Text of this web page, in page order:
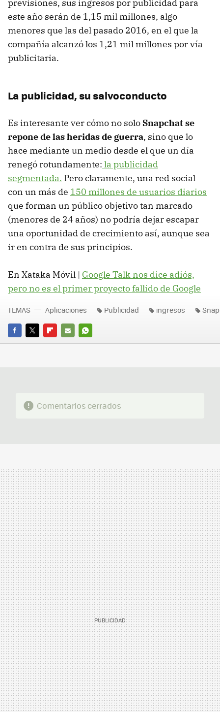
previsiones, sus ingresos por publicidad para
este año serán de 1,15 mil millones, algo
menores que las del pasado 2016, en el que la
compañía alcanzó los 1,21 mil millones por vía
publicitaria.
La publicidad, su salvoconducto
Es interesante ver cómo no solo Snapchat se
repone de las heridas de guerra, sino que lo
hace mediante un medio desde el que un día
renegó rotundamente: la publicidad
segmentada. Pero claramente, una red social
con un más de 150 millones de usuarios diarios
que forman un público objetivo tan marcado
(menores de 24 años) no podría dejar escapar
una oportunidad de crecimiento así, aunque sea
ir en contra de sus principios.
En Xataka Móvil | Google Talk nos dice adiós,
pero no es el primer proyecto fallido de Google
FACEBOOK
TWITTERFLIPBOARD
E-
WHATSAPP
TEMAS Aplicaciones Publicidad ingresos
Comentarios cerrados